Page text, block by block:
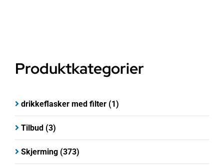
Produktkategorier
drikkeflasker med filter (1)
Tilbud (3)
Skjerming (373)